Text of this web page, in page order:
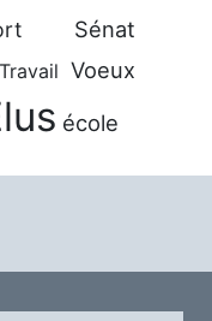
Sénat
Travail Voeux
école